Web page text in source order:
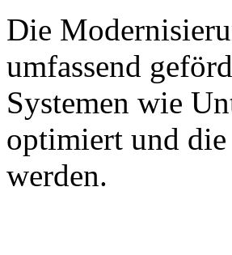
Die
umfassend
Systemen wie
optimiert und die
werden.